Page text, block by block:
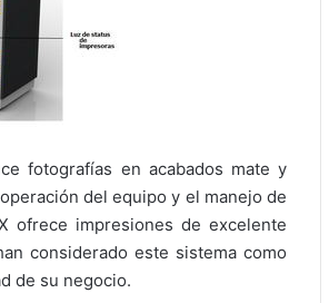
fotografías en acabados mate y
del equipo y el manejo de
ofrece impresiones de excelente
considerado este sistema como
de su negocio.